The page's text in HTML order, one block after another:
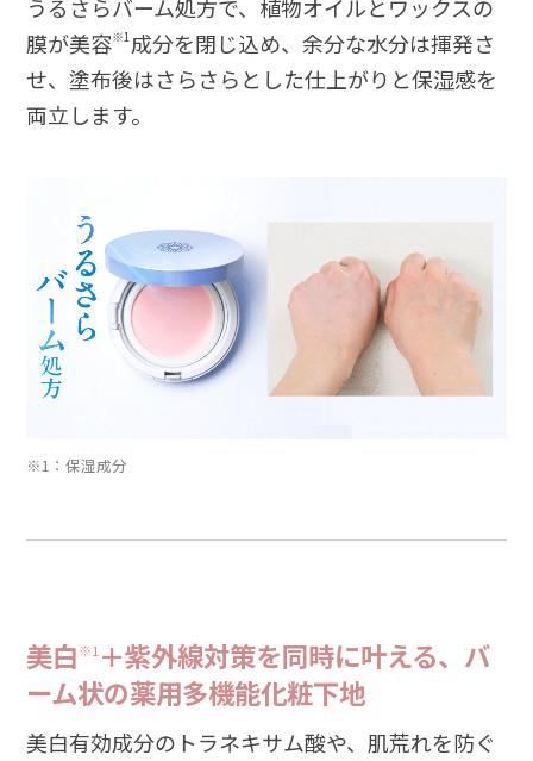
うるさらバーム処方で、植物オイルとワックスの
膜が美容※1 成分を閉じ込め、余分な水分は揮発さ
せ、塗布後はさらさらとした仕上がりと保湿感を
両立します。
※1：保湿成分
美白※1 ＋紫外線対策を同時に叶える、バ
ーム状の薬用多機能化粧下地
美白有効成分のトラネキサム酸や、肌荒れを防ぐ